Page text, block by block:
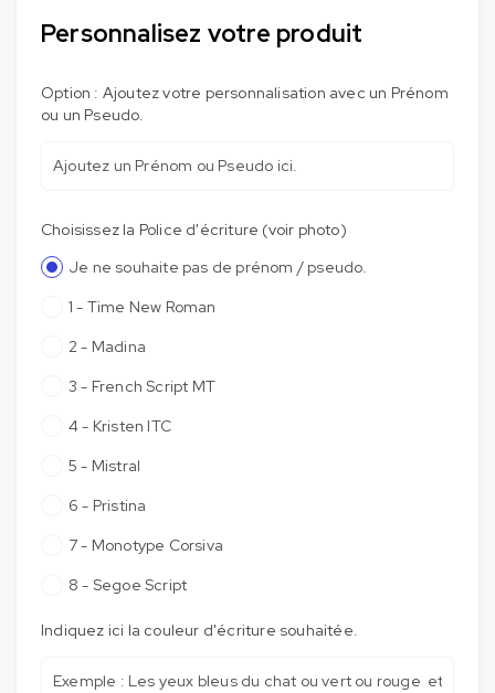
Personnalisez votre produit
Option : Ajoutez votre personnalisation avec un Prénom
ou un Pseudo.
Choisissez la Police d'écriture (voir photo)
Je ne souhaite pas de prénom / pseudo.
1 - Time New Roman
2 - Madina
3 - French Script MT
4 - Kristen ITC
5 - Mistral
6 - Pristina
7 - Monotype Corsiva
8 - Segoe Script
Indiquez ici la couleur d'écriture souhaitée.